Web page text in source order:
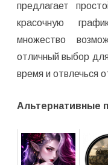
предлагает
красочную
множество
отличный выбор
время и отвлечься
Альтернативные